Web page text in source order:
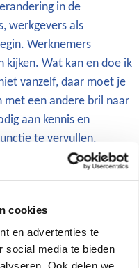
cookies
en advertenties te
social media te bieden
Ook delen we
in de
werkgevers als
Werknemers
kijken. Wat kan en doe ik
vanzelf, daar moet je
met een andere bril naar
aan kennis en
te vervullen.
moeten plaatsvinden
voor een student of
die al